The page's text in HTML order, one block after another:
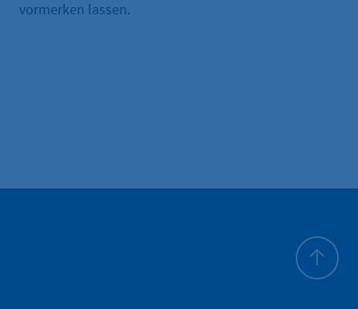
vormerken lassen.